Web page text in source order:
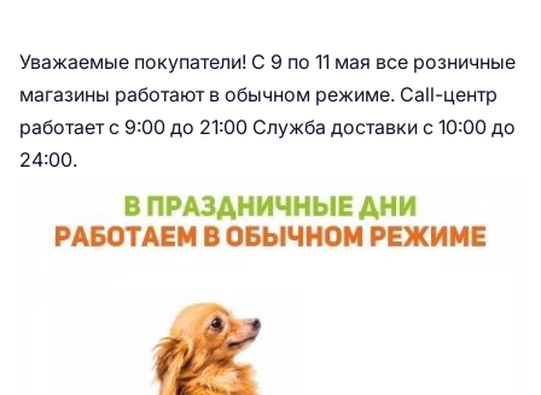
Уважаемые покупатели! С 9 по 11 мая все розничные
магазины работают в обычном режиме. Call-центр
работает с 9:00 до 21:00 Служба доставки с 10:00 до
24:00.